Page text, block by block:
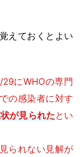
えておくとよい
にWHOの専門
の感染者に対す
が見られたとい
られない見解が